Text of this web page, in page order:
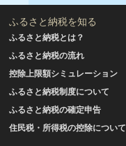
ふるさと納税を知る
ふるさと納税とは？
ふるさと納税の流れ
控除上限額シミュレーション
ふるさと納税制度について
ふるさと納税の確定申告
住民税・所得税の控除について